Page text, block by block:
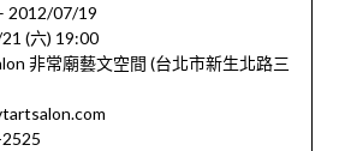
2012/07/19
(六) 19:00
非常廟藝文空間 (台北市新生北路三